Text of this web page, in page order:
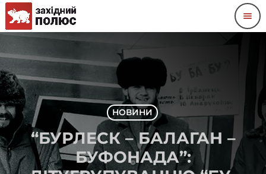
menu
НОВИНИ
“БУРЛЕСК – БАЛАГАН –
БУФОНАДА”: